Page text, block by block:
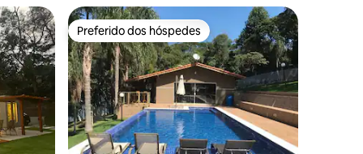
Preferido dos hóspedes
Preferido dos hóspedes